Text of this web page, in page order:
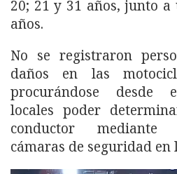
20; 21 y 31 años, junto
años.
No se registraron
daños en las
procurándose desde
locales poder
conductor mediante
cámaras de seguridad en